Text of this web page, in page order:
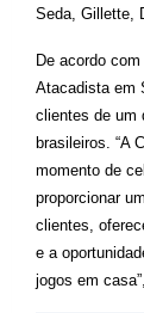
Seda, Gillette,
De acordo
Atacadista em
clientes de um
brasileiros. “A
momento de
proporcionar
clientes,
e a
jogos em